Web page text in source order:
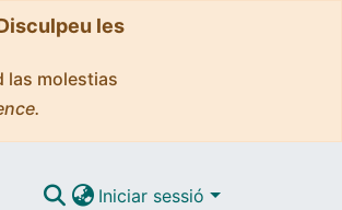
les
las molestias
Iniciar sessió